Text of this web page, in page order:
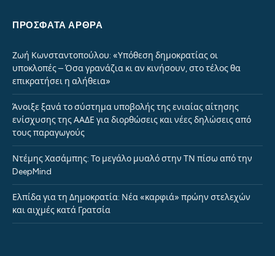
ΠΡΌΣΦΑΤΑ ΆΡΘΡΑ
Ζωή Κωνσταντοπούλου: «Υπόθεση δημοκρατίας οι
υποκλοπές – Όσα γρανάζια κι αν κινήσουν, στο τέλος θα
επικρατήσει η αλήθεια»
Άνοιξε ξανά το σύστημα υποβολής της ενιαίας αίτησης
ενίσχυσης της ΑΑΔΕ για διορθώσεις και νέες δηλώσεις από
τους παραγωγούς
Ντέμης Χασάμπης: Το μεγάλο μυαλό στην ΤΝ πίσω από την
DeepMind
Ελπίδα για τη Δημοκρατία: Νέα «καρφιά» πρώην στελεχών
και αιχμές κατά Γρατσία